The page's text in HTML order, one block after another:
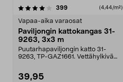
399arvostelut (4,44/m²)
Vapaa-aika varaosat
Paviljongin kattokangas 31-
9263, 3x3 m
Puutarhapaviljongin katto 31-
9263, TP-GAZ1661. Vettähylkivä
39,95
4.5 viidestä